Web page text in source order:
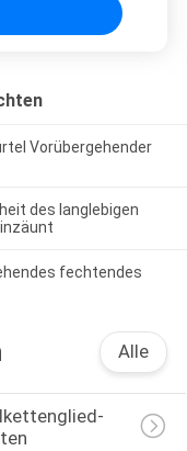
Vorübergehender
des langlebigen
fechtendes
Alle